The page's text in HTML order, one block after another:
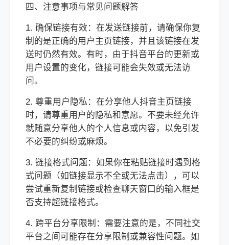
四、注意事项与常见问题解答
1. 确保链接有效：在发送链接前，请确保你复
制的是正确的用户主页链接，并且该链接在发
送时仍然有效。有时，由于抖音平台的更新或
用户设置的变化，链接可能会失效或无法访
问。
2. 尊重用户隐私：在分享他人抖音主页链接
时，请尊重用户的隐私和意愿。不要未经允许
就随意分享他人的个人信息或内容，以免引发
不必要的纠纷或麻烦。
3. 链接格式问题：如果你在粘贴链接时遇到格
式问题（如链接显示不全或无法点击），可以
尝试重新复制链接或检查聊天窗口的输入框是
否支持超链接格式。
4. 跨平台分享限制：需要注意的是，不同社交
平台之间可能存在分享限制或兼容性问题。如